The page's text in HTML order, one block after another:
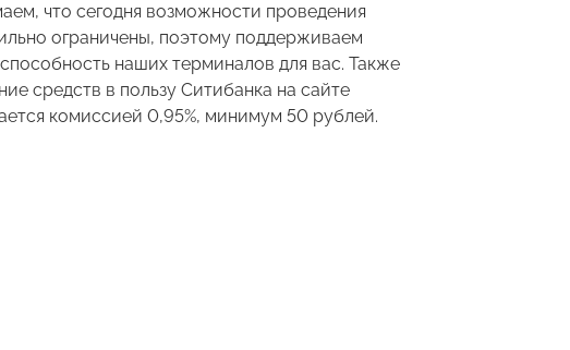
что сегодня возможности проведения
ограничены, поэтому поддерживаем
наших терминалов для вас. Также
средств в пользу Ситибанка на сайте
комиссией 0,95%, минимум 50 рублей.